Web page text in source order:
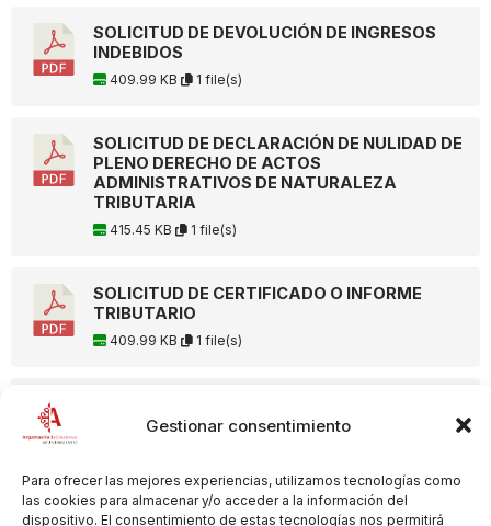
Gestionar consentimiento
Para ofrecer las mejores experiencias, utilizamos tecnologías como
las cookies para almacenar y/o acceder a la información del
dispositivo. El consentimiento de estas tecnologías nos permitirá
SOLICITUD DE DEVOLUCIÓN DE INGRESOS
INDEBIDOS
409.99 KB 1 file(s)
SOLICITUD DE DECLARACIÓN DE NULIDAD DE
PLENO DERECHO DE ACTOS
ADMINISTRATIVOS DE NATURALEZA
TRIBUTARIA
415.45 KB 1 file(s)
SOLICITUD DE CERTIFICADO O INFORME
TRIBUTARIO
409.99 KB 1 file(s)
IMPUESTO SOBRE VEHÍCULOS DE TRACCIÓN